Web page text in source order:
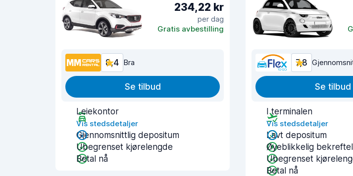
234,22 kr
per dag
Gratis avbestilling
8,4 Bra
Se tilbud
Leiekontor
Vis stedsdetaljer
Gjennomsnittlig depositum
Ubegrenset kjørelengde
Betal nå
7,8
Se tilbud
I terminalen
Vis stedsdetaljer
Lavt depositum
Øyeblikkelig
Ubegrenset
Betal nå